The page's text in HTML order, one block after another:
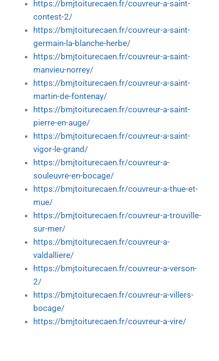
https://bmjtoiturecaen.fr/couvreur-a-saint-
contest-2/
https://bmjtoiturecaen.fr/couvreur-a-saint-
germain-la-blanche-herbe/
https://bmjtoiturecaen.fr/couvreur-a-saint-
manvieu-norrey/
https://bmjtoiturecaen.fr/couvreur-a-saint-
martin-de-fontenay/
https://bmjtoiturecaen.fr/couvreur-a-saint-
pierre-en-auge/
https://bmjtoiturecaen.fr/couvreur-a-saint-
vigor-le-grand/
https://bmjtoiturecaen.fr/couvreur-a-
souleuvre-en-bocage/
https://bmjtoiturecaen.fr/couvreur-a-thue-et-
mue/
https://bmjtoiturecaen.fr/couvreur-a-trouville-
sur-mer/
https://bmjtoiturecaen.fr/couvreur-a-
valdalliere/
https://bmjtoiturecaen.fr/couvreur-a-verson-
2/
https://bmjtoiturecaen.fr/couvreur-a-villers-
bocage/
https://bmjtoiturecaen.fr/couvreur-a-vire/